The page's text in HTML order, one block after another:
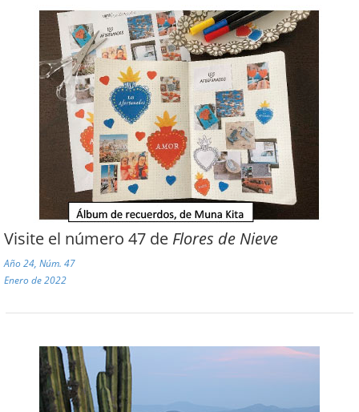
Visite el número 47 de Flores de Nieve
Año 24, Núm. 47
Enero de 2022